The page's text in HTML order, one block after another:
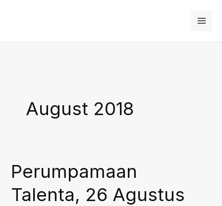
August 2018
Perumpamaan
Talenta, 26 Agustus